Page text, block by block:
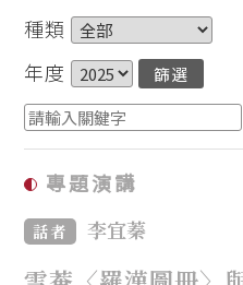
種類
年度
專題演講
話者 李宜蓁